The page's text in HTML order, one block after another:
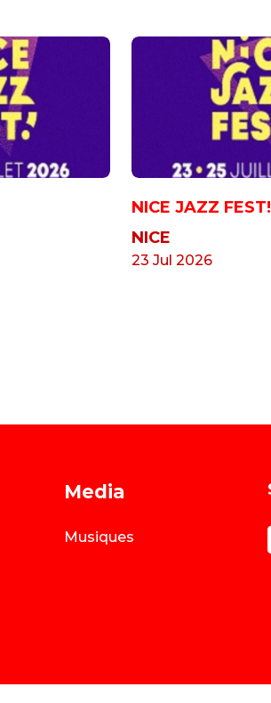
NICE JAZZ FEST!
NICE
23 Jul 2026
Media
Musiques